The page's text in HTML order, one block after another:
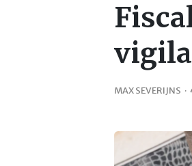
MAX SEVERIJNS ·